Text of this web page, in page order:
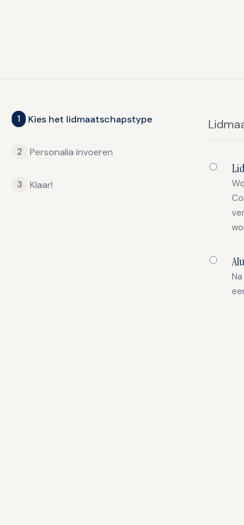
1 Kies het lidmaatschapstype
2 Personalia invoeren
3 Klaar!